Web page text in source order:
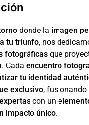
donde la imagen
tu triunfo, nos
fotográficas que
. Cada encuentro
tu identidad
exclusivo, fusionando
con un
impacto único.